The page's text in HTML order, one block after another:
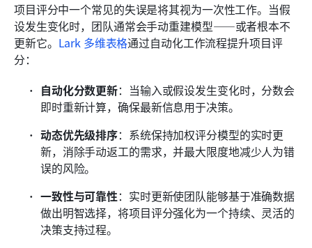
项目评分中一个常见的失误是将其视为一次性工作。当假
设发生变化时，团队通常会手动重建模型——或者根本不
更新它。 Lark 多维表格通过自动化工作流程提升项目评
分：
自动化分数更新：当输入或假设发生变化时，分数会
即时重新计算，确保最新信息用于决策。
动态优先级排序：系统保持加权评分模型的实时更
新，消除手动返工的需求，并最大限度地减少人为错
误的风险。
一致性与可靠性：实时更新使团队能够基于准确数据
做出明智选择，将项目评分强化为一个持续、灵活的
决策支持过程。